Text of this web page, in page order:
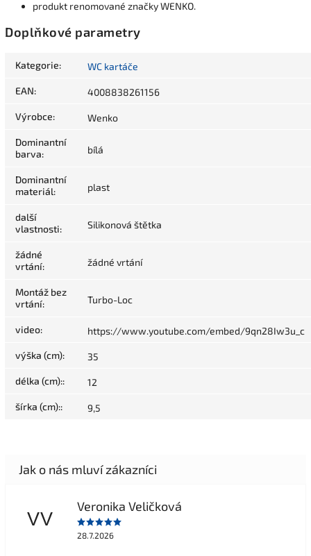
produkt renomované značky WENKO.
Doplňkové parametry
Kategorie: WC kartáče
EAN: 4008838261156
Výrobce: Wenko
Dominantní
barva: bílá
Dominantní
materiál: plast
další
vlastnosti: Silikonová štětka
žádné
vrtání: žádné vrtání
Montáž bez
vrtání: Turbo-Loc
video: https://www.youtube.com/embed/9qn28Iw3u_c
výška (cm): 35
délka (cm):: 12
šírka (cm):: 9,5
VV
Veronika Veličková
28.7.2026